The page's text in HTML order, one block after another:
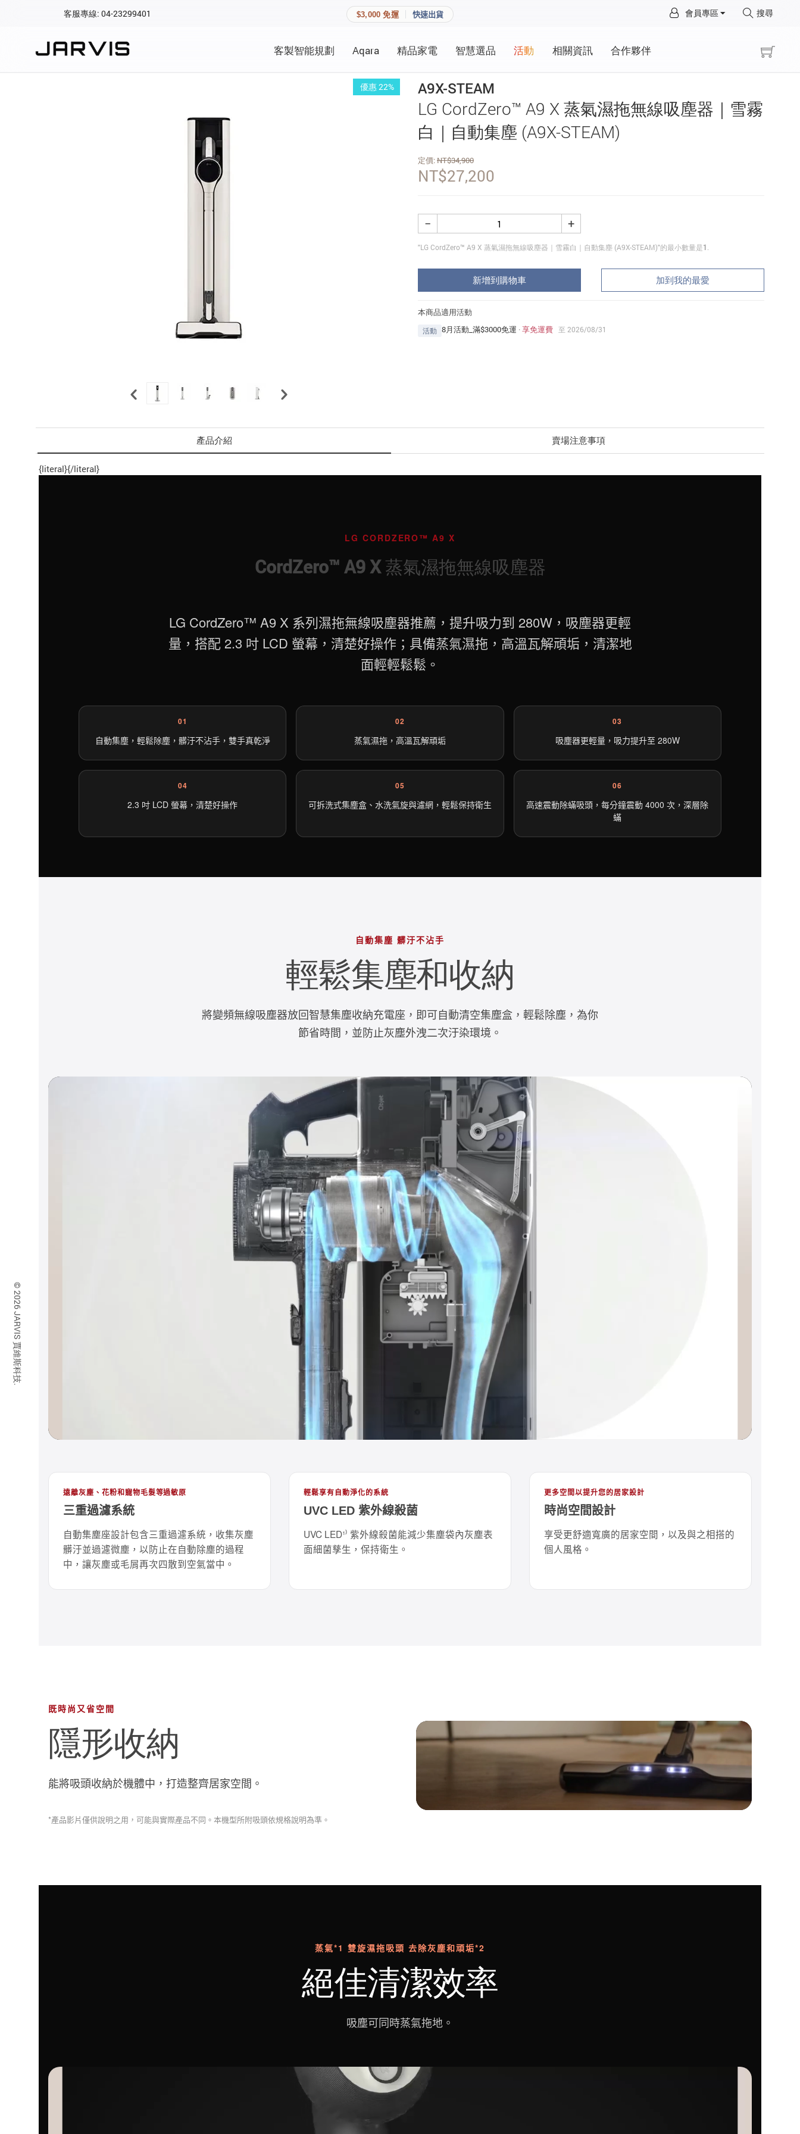
客服專線: 04-23299401 $3,000 免運 快速出貨 會員專區 搜尋
客製智能規劃 Aqara 精品家電 智慧選品 活動 相關資訊 合作夥伴
優惠 22% A9X-STEAM
LG CordZero™ A9 X 蒸氣濕拖無線吸塵器｜雪霧
白｜自動集塵 (A9X-STEAM)
定價:NT$34,900
NT$27,200
+
−
"LG CordZero™ A9 X 蒸氣濕拖無線吸塵器｜雪霧白｜自動集塵 (A9X-STEAM)"的最小數量是1
新增到購物車 加到我的最愛
本商品適用活動
活動 8月活動_滿$3000免運 ·享免運費 至 2026/08/31
產品介紹 賣場注意事項
{literal}{/literal}
LG CORDZERO™ A9 X
CordZero™ A9 X 蒸氣濕拖無線吸塵器
LG CordZero™ A9 X 系列濕拖無線吸塵器推薦，提升吸力到 280W，吸塵器更輕
量，搭配 2.3 吋 LCD 螢幕，清楚好操作；具備蒸氣濕拖，高溫瓦解頑垢，清潔地
面輕輕鬆鬆。
01
自動集塵，輕鬆除塵，髒汙不沾手，雙手真乾淨
02
蒸氣濕拖，高溫瓦解頑垢
03
吸塵器更輕量，吸力提升至 280W
04
2.3 吋 LCD 螢幕，清楚好操作
05
可拆洗式集塵盒、水洗氣旋與濾網，輕鬆保持衛生
06
高速震動除蟎吸頭，每分鐘震動 4000 次，深層除
蟎
自動集塵 髒汙不沾手
輕鬆集塵和收納
將變頻無線吸塵器放回智慧集塵收納充電座，即可自動清空集塵盒，輕鬆除塵，為你
節省時間，並防止灰塵外洩二次汙染環境。
遠離灰塵、花粉和寵物毛髮等過敏原
三重過濾系統
自動集塵座設計包含三重過濾系統，收集灰塵
髒汙並過濾微塵，以防止在自動除塵的過程
中，讓灰塵或毛屑再次四散到空氣當中。
輕鬆享有自動淨化的系統
UVC LED 紫外線殺菌
UVC LED¹⁾ 紫外線殺菌能減少集塵袋內灰塵表
面細菌孳生，保持衛生。
更多空間以提升您的居家設計
時尚空間設計
享受更舒適寬廣的居家空間，以及與之相搭的
個人風格。
既時尚又省空間
隱形收納
能將吸頭收納於機體中，打造整齊居家空間。
*產品影片僅供說明之用，可能與實際產品不同。本機型所附吸頭依規格說明為準。
蒸氣*1 雙旋濕拖吸頭 去除灰塵和頑垢*2
絕佳清潔效率
吸塵可同時蒸氣拖地。
© 2026 JARVIS 賈維斯科技.
×
Matter 智慧家庭
精品家電
會員資料管理
加入 JARVIS VIP